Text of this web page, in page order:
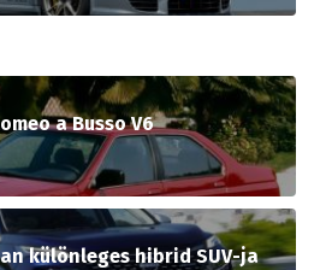
a Busso V6
különleges hibrid SUV-ja